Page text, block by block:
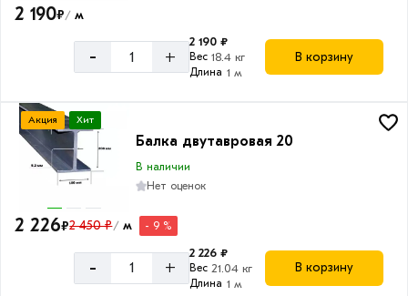
2 190₽/ м
- +
2 190 ₽
Вес 18.4 кг
Длина 1 м
В корзину
Акция Хит
Балка двутавровая 20
В наличии
Нет оценок
2 226₽2 450 ₽/ м - 9 %
- +
2 226 ₽
Вес 21.04 кг
Длина 1 м
В корзину